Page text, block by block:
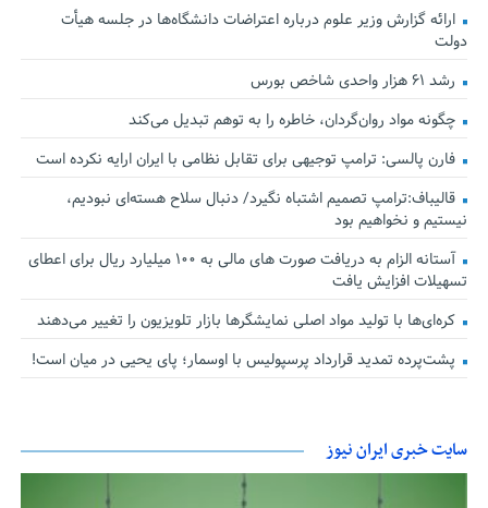
ارائه گزارش وزیر علوم درباره اعتراضات دانشگاه‌ها در جلسه هیأت
دولت
رشد ۶۱ هزار واحدی شاخص بورس
چگونه مواد روان‌گردان، خاطره را به توهم تبدیل می‌کند
فارن پالسی: ترامپ توجیهی برای تقابل نظامی با ایران ارایه نکرده است
قالیباف:ترامپ تصمیم اشتباه نگیرد/ دنبال سلاح هسته‌ای نبودیم،
نیستیم و نخواهیم بود
آستانه الزام به دریافت صورت های مالی به ۱۰۰ میلیارد ریال برای اعطای
تسهیلات افزایش یافت
کره‌ای‌ها با تولید مواد اصلی نمایشگرها بازار تلویزیون را تغییر می‌دهند
پشت‌پرده تمدید قرارداد پرسپولیس با اوسمار؛ پای یحیی در میان است!
سایت خبری ایران نیوز